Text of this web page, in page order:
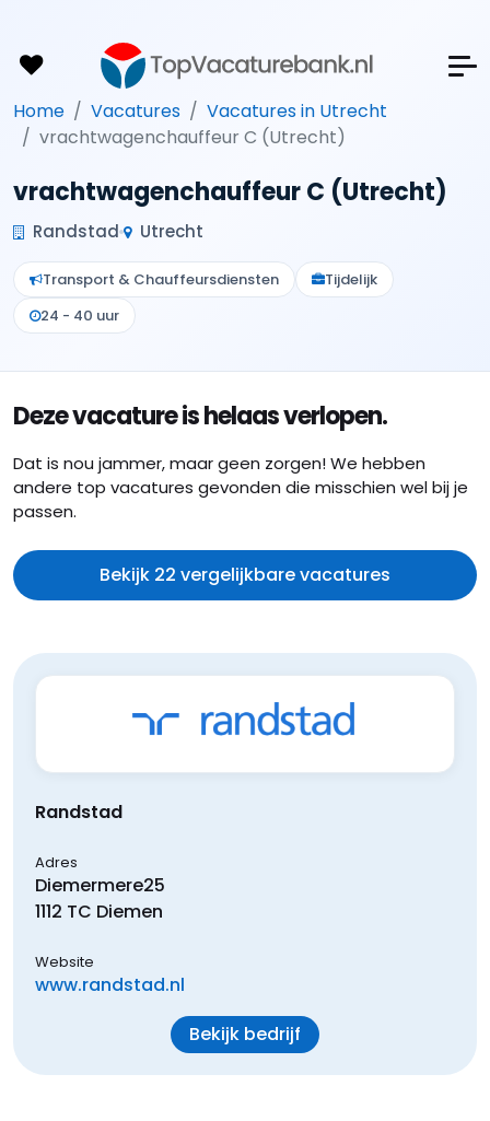
Home Vacatures
Vacatures in Utrecht
vrachtwagenchauffeur C (Utrecht)
vrachtwagenchauffeur C (Utrecht)
Randstad Utrecht
Transport & Chauffeursdiensten
Tijdelijk
24 - 40 uur
Deze vacature is helaas verlopen.
Dat is nou jammer, maar geen zorgen! We hebben
andere top vacatures gevonden die misschien wel bij je
passen.
Bekijk 22 vergelijkbare vacatures
Randstad
Adres
Diemermere25
1112 TC Diemen
Website
www.randstad.nl
Bekijk bedrijf